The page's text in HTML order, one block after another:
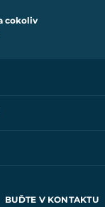
cokoliv
Come
BUĎTE V KONTAKTU